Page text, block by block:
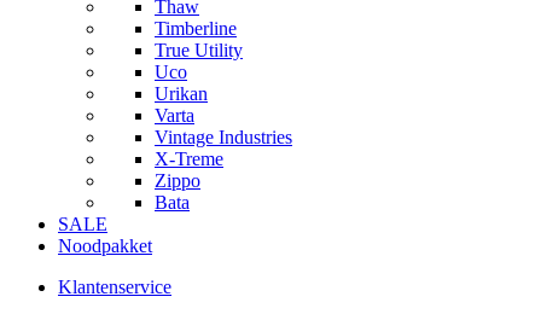
Thaw
Timberline
True Utility
Uco
Urikan
Varta
Vintage Industries
X-Treme
Zippo
Bata
SALE
Noodpakket
Klantenservice